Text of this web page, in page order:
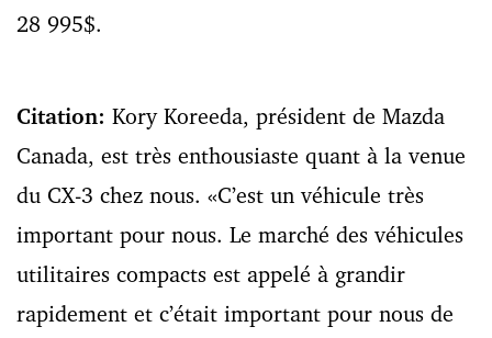
28 995$.
Citation: Kory Koreeda, président de Mazda
Canada, est très enthousiaste quant à la venue
du CX-3 chez nous. «C’est un véhicule très
important pour nous. Le marché des véhicules
utilitaires compacts est appelé à grandir
rapidement et c’était important pour nous de